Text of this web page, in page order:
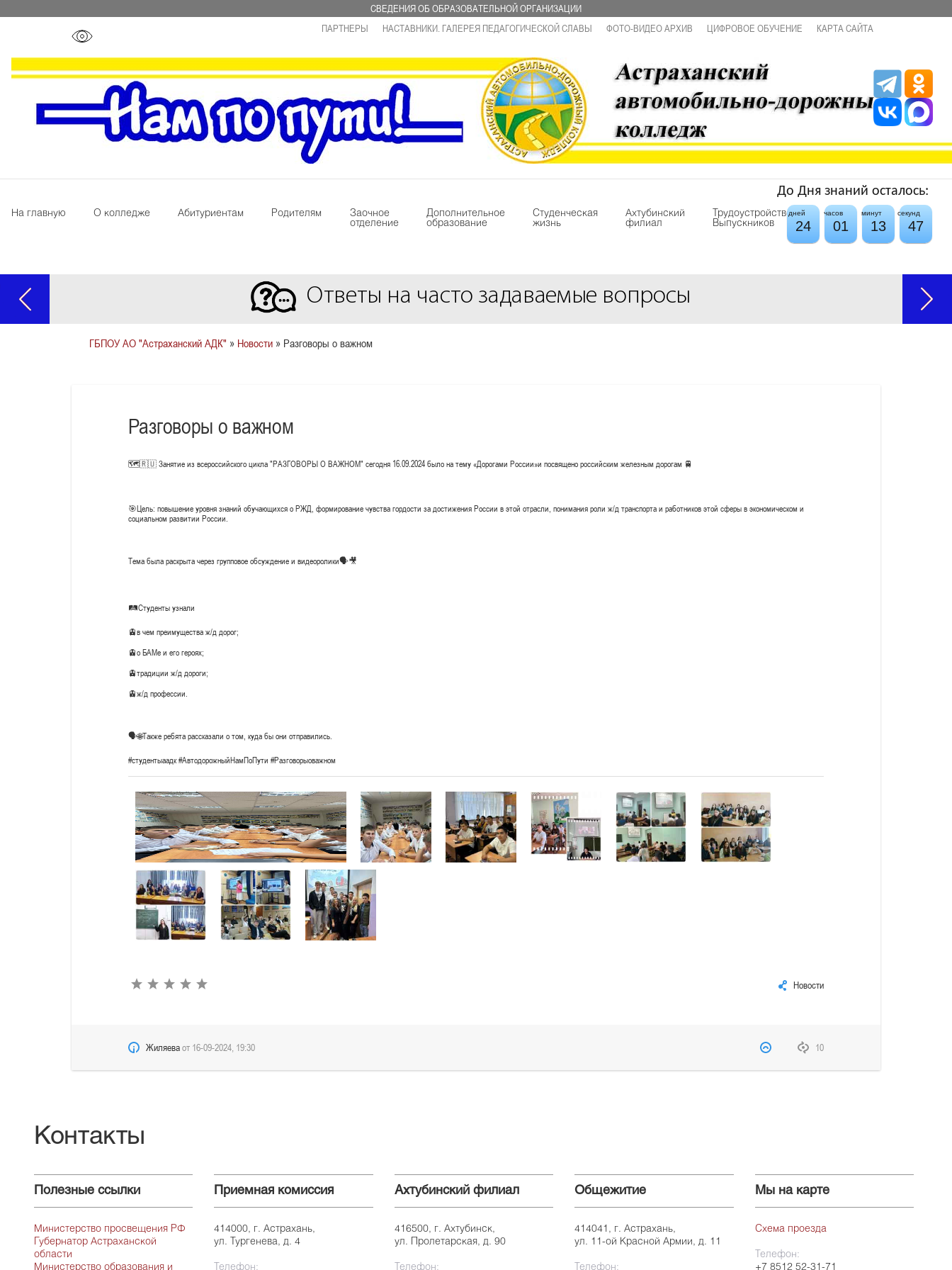
СВЕДЕНИЯ ОБ ОБРАЗОВАТЕЛЬНОЙ ОРГАНИЗАЦИИ
ПАРТНЕРЫ
НАСТАВНИКИ. ГАЛЕРЕЯ ПЕДАГОГИЧЕСКОЙ СЛАВЫ ФОТО-ВИДЕО АРХИВ ЦИФРОВОЕ ОБУЧЕНИЕ КАРТА САЙТА
На главную О колледже Абитуриентам Родителям
Заочное
отделение
Дополнительное
образование
Студенческая
жизнь
Ахтубинский
филиал
Трудоустройство
Выпускников
До Дня знаний осталось:
дней часов минут секунд
24 01 13 46
Ответы на часто задаваемые вопросы
ГБПОУ АО "Астраханский АДК" » Новости» Разговоры о важном
Разговоры о важном
🗺️🇷🇺 Занятие из всероссийского цикла "РАЗГОВОРЫ О ВАЖНОМ" сегодня 16.09.2024 было на тему «Дорогами России»и посвящено российским железным дорогам 🚆
🎯Цель: повышение уровня знаний обучающихся о РЖД, формирование чувства гордости за достижения России в этой отрасли, понимания роли ж/д транспорта и работников этой сферы в экономическом и
социальном развитии России.
Тема была раскрыта через групповое обсуждение и видеоролики🗣️🎥
🛤️Студенты узнали
🚊в чем преимущества ж/д дорог;
🚊о БАМе и его героях;
🚊традиции ж/д дороги;
🚊ж/д профессии.
🗣️🌐Также ребята рассказали о том, куда бы они отправились.
#студентыаадк #АвтодорожныйНамПоПути #Разговорыоважном
Новости
10
Жиляеваот 16-09-2024, 19:30
Контакты
Полезные ссылки
Министерство просвещения РФ
Губернатор Астраханской
области
Министерство образования и
Приемная комиссия
414000, г. Астрахань,
ул. Тургенева, д. 4
Телефон:
Ахтубинский филиал
416500, г. Ахтубинск,
ул. Пролетарская, д. 90
Телефон:
Общежитие
414041, г. Астрахань,
ул. 11-ой Красной Армии, д. 11
Телефон:
Мы на карте
Схема проезда
Телефон:
+7 8512 52-31-71